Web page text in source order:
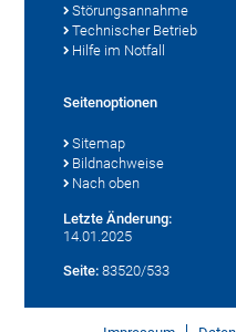
Störungsannahme
Technischer Betrieb
Hilfe im Notfall
Seitenoptionen
Sitemap
Bildnachweise
Nach oben
Letzte Änderung:
14.01.2025
Seite: 83520/533